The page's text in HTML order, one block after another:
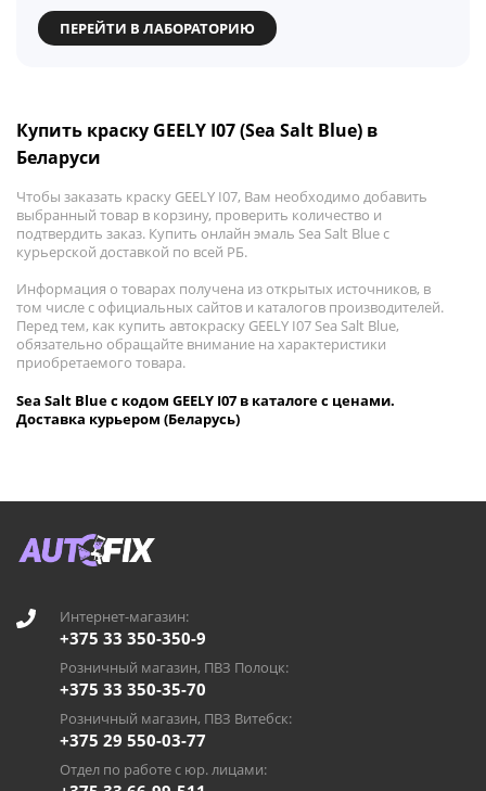
ПЕРЕЙТИ В ЛАБОРАТОРИЮ
Купить краску GEELY I07 (Sea Salt Blue) в
Беларуси
Чтобы заказать краску GEELY I07, Вам необходимо добавить
выбранный товар в корзину, проверить количество и
подтвердить заказ. Купить онлайн эмаль Sea Salt Blue с
курьерской доставкой по всей РБ.
Информация о товарах получена из открытых источников, в
том числе с официальных сайтов и каталогов производителей.
Перед тем, как купить автокраску GEELY I07 Sea Salt Blue,
обязательно обращайте внимание на характеристики
приобретаемого товара.
Sea Salt Blue с кодом GEELY I07 в каталоге с ценами.
Доставка курьером (Беларусь)
Интернет-магазин:
+375 33 350-350-9
Розничный магазин, ПВЗ Полоцк:
+375 33 350-35-70
Розничный магазин, ПВЗ Витебск:
+375 29 550-03-77
Отдел по работе с юр. лицами: